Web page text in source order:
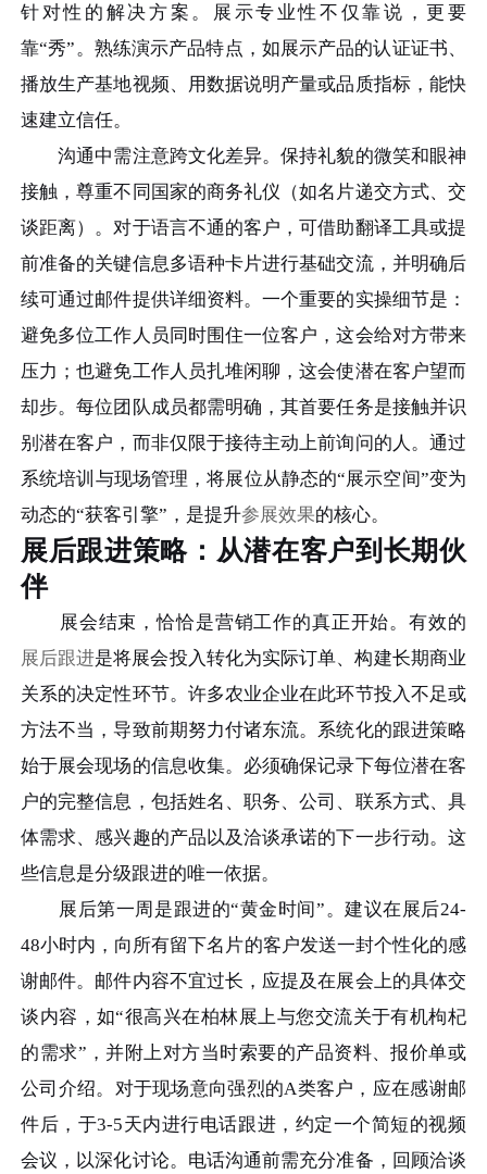
针对性的解决方案。展示专业性不仅靠说，更要
靠“秀”。熟练演示产品特点，如展示产品的认证证书、
播放生产基地视频、用数据说明产量或品质指标，能快
速建立信任。
沟通中需注意跨文化差异。保持礼貌的微笑和眼神
接触，尊重不同国家的商务礼仪（如名片递交方式、交
谈距离）。对于语言不通的客户，可借助翻译工具或提
前准备的关键信息多语种卡片进行基础交流，并明确后
续可通过邮件提供详细资料。一个重要的实操细节是：
避免多位工作人员同时围住一位客户，这会给对方带来
压力；也避免工作人员扎堆闲聊，这会使潜在客户望而
却步。每位团队成员都需明确，其首要任务是接触并识
别潜在客户，而非仅限于接待主动上前询问的人。通过
系统培训与现场管理，将展位从静态的“展示空间”变为
动态的“获客引擎”，是提升参展效果的核心。
展后跟进策略：从潜在客户到长期伙
伴
展会结束，恰恰是营销工作的真正开始。有效的
展后跟进是将展会投入转化为实际订单、构建长期商业
关系的决定性环节。许多农业企业在此环节投入不足或
方法不当，导致前期努力付诸东流。系统化的跟进策略
始于展会现场的信息收集。必须确保记录下每位潜在客
户的完整信息，包括姓名、职务、公司、联系方式、具
体需求、感兴趣的产品以及洽谈承诺的下一步行动。这
些信息是分级跟进的唯一依据。
展后第一周是跟进的“黄金时间”。建议在展后24-
48小时内，向所有留下名片的客户发送一封个性化的感
谢邮件。邮件内容不宜过长，应提及在展会上的具体交
谈内容，如“很高兴在柏林展上与您交流关于有机枸杞
的需求”，并附上对方当时索要的产品资料、报价单或
公司介绍。对于现场意向强烈的A类客户，应在感谢邮
件后，于3-5天内进行电话跟进，约定一个简短的视频
会议，以深化讨论。电话沟通前需充分准备，回顾洽谈